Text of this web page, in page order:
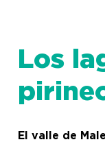
Los
El valle de